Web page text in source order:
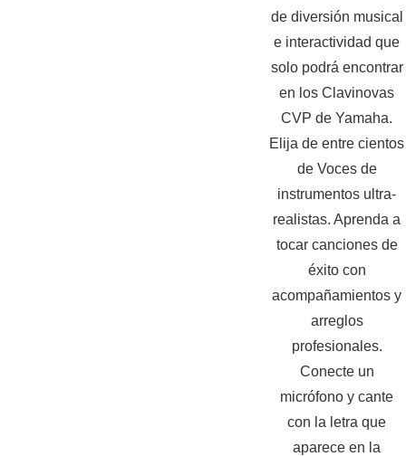
de diversión musical
e interactividad que
solo podrá encontrar
en los Clavinovas
CVP de Yamaha.
Elija de entre cientos
de Voces de
instrumentos ultra-
realistas. Aprenda a
tocar canciones de
éxito con
acompañamientos y
arreglos
profesionales.
Conecte un
micrófono y cante
con la letra que
aparece en la